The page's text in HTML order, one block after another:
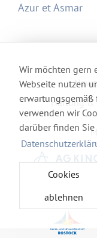
Wir möchten gern
Webseite nutzen
erwartungsgemäß
verwenden wir
darüber finden
Cookies
ablehnen
Azur et Asmar
Haftung &